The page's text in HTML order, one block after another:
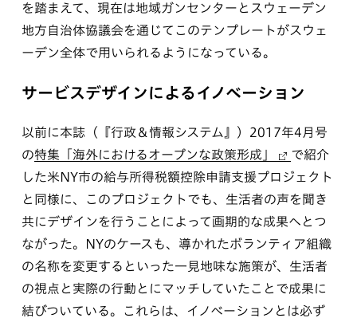
を踏まえて、現在は地域ガンセンターとスウェーデン
地方自治体協議会を通じてこのテンプレートがスウェ
ーデン全体で用いられるようになっている。
サービスデザインによるイノベーション
以前に本誌（『行政＆情報システム』）2017年4月号
の特集「海外におけるオープンな政策形成」
で紹介
した米NY市の給与所得税額控除申請支援プロジェクト
と同様に、このプロジェクトでも、生活者の声を聞き
共にデザインを行うことによって画期的な成果へとつ
ながった。NYのケースも、導かれたボランティア組織
の名称を変更するといった一見地味な施策が、生活者
の視点と実際の行動とにマッチしていたことで成果に
結びついている。これらは、イノベーションとは必ず